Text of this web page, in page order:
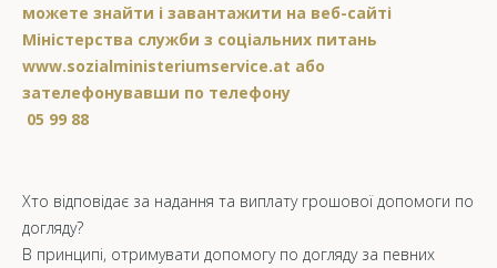
можете знайти і завантажити на веб-сайті
Міністерства служби з соціальних питань
www.sozialministeriumservice.at або
зателефонувавши по телефону
05 99 88
Хто відповідає за надання та виплату грошової допомоги по
догляду?
В принципі, отримувати допомогу по догляду за певних